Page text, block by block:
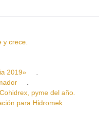
y crece.
2019»
.
.
pyme del año.
para Hidromek.